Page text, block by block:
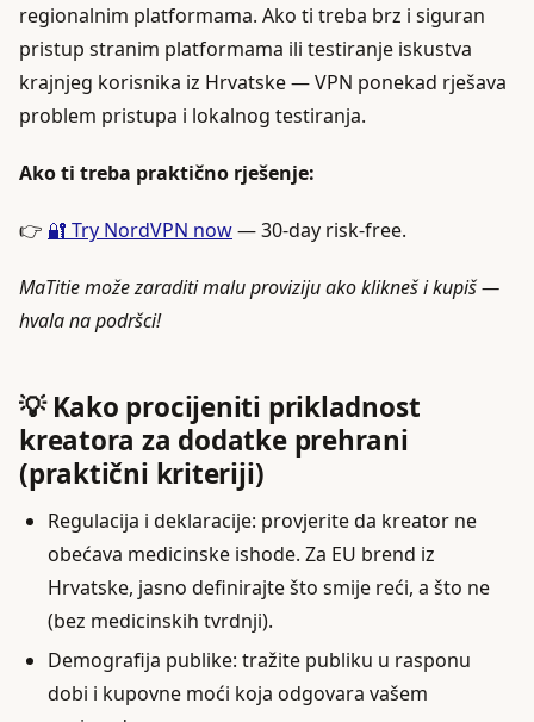
regionalnim platformama. Ako ti treba brz i siguran
pristup stranim platformama ili testiranje iskustva
krajnjeg korisnika iz Hrvatske — VPN ponekad rješava
problem pristupa i lokalnog testiranja.
Ako ti treba praktično rješenje:
👉 🔐 Try NordVPN now— 30-day risk-free.
MaTitie može zaraditi malu proviziju ako klikneš i kupiš —
hvala na podršci!
💡 Kako procijeniti prikladnost
kreatora za dodatke prehrani
(praktični kriteriji)
Regulacija i deklaracije: provjerite da kreator ne
obećava medicinske ishode. Za EU brend iz
Hrvatske, jasno definirajte što smije reći, a što ne
(bez medicinskih tvrdnji).
Demografija publike: tražite publiku u rasponu
dobi i kupovne moći koja odgovara vašem